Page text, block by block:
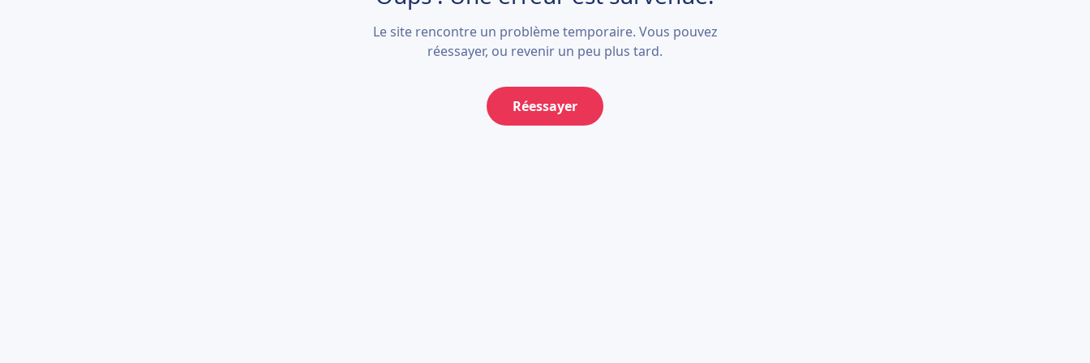
Le site rencontre un problème temporaire. Vous pouvez
réessayer, ou revenir un peu plus tard.
Réessayer